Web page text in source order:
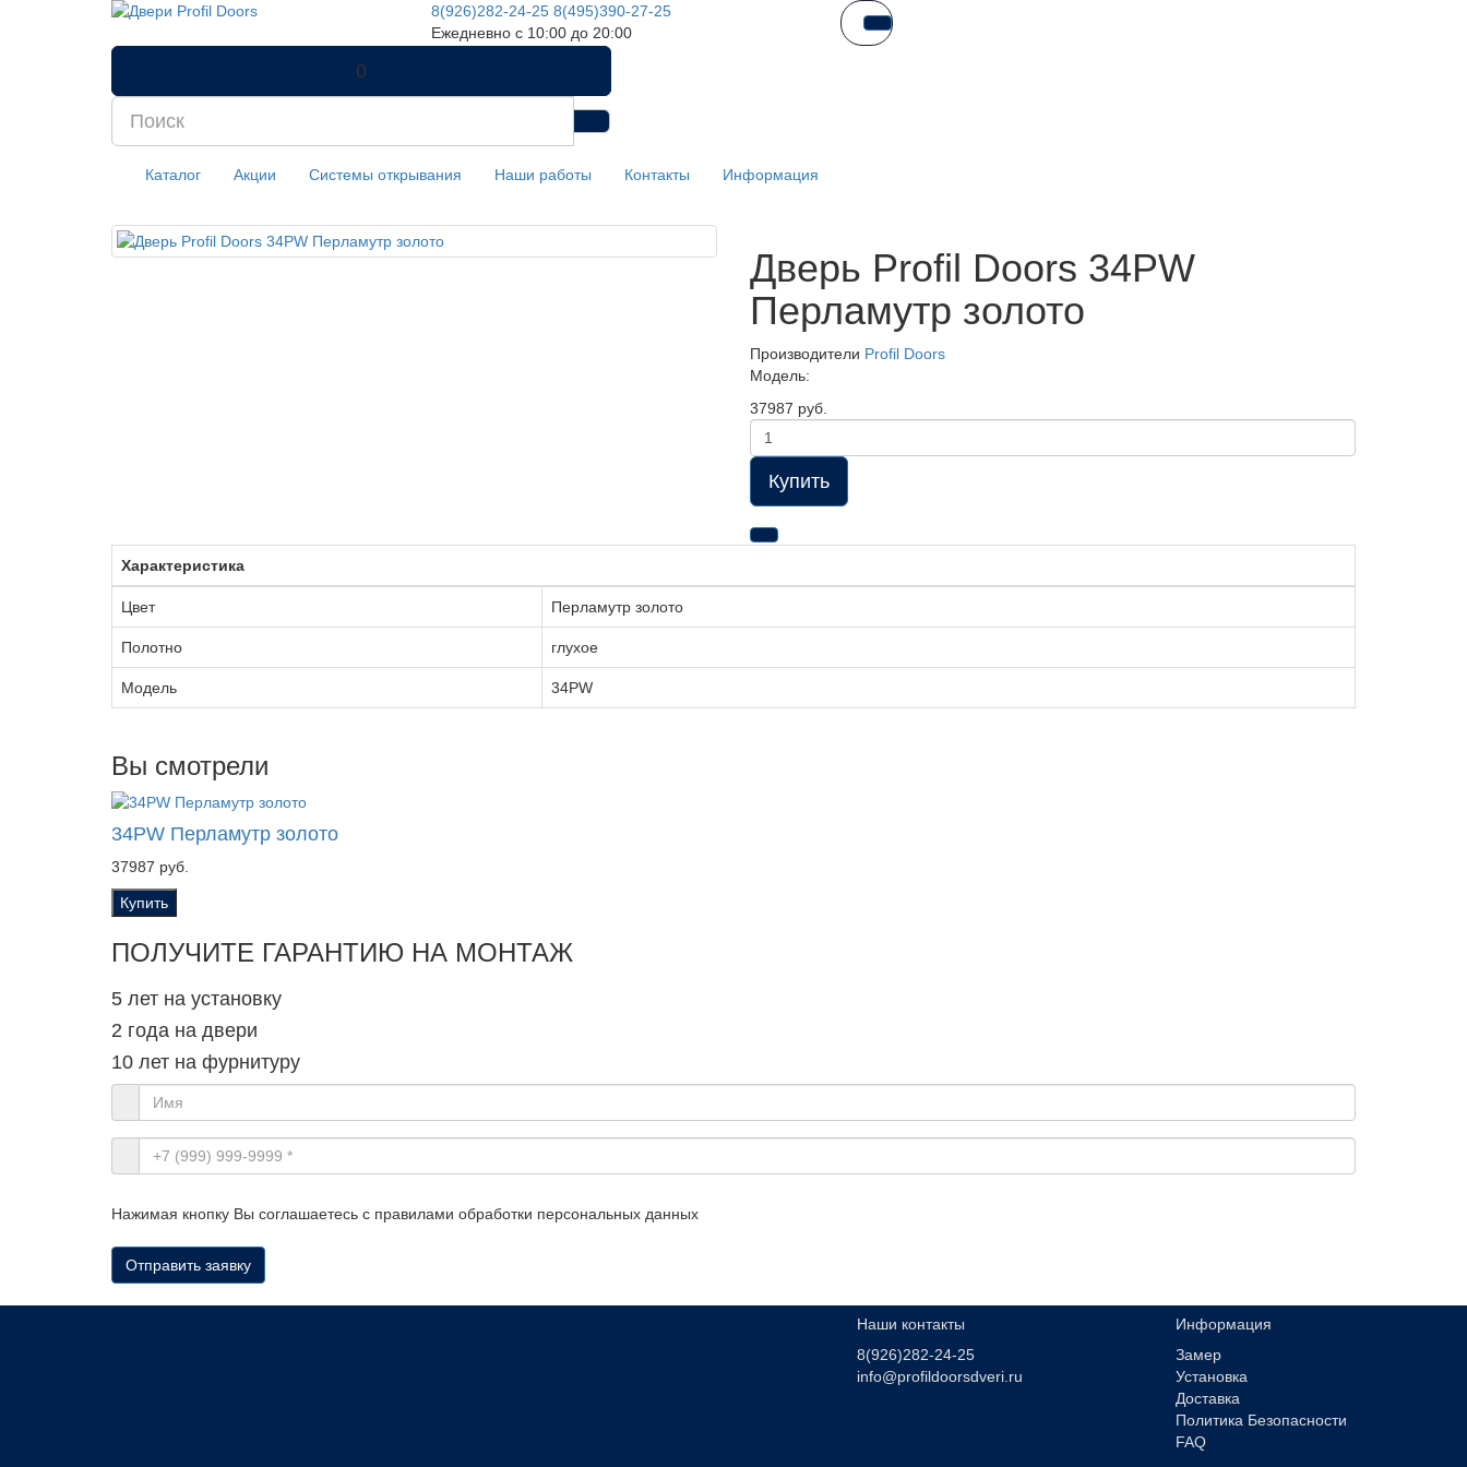
8(926)282-24-25 8(495)390-27-25
Ежедневно с 10:00 до 20:00
0
Каталог Акции Системы открывания Наши работы Контакты Информация
Дверь Profil Doors 34PW
Перламутр золото
Производители Profil Doors
Модель:
37987 руб.
Купить
Характеристика
Цвет Перламутр золото
Полотно глухое
Модель 34PW
Вы смотрели
34PW Перламутр золото
37987 руб.
Купить
ПОЛУЧИТЕ ГАРАНТИЮ НА МОНТАЖ
5 лет на установку
2 года на двери
10 лет на фурнитуру
Нажимая кнопку Вы соглашаетесь с правилами обработки персональных данных
Отправить заявку
Наши контакты
8(926)282-24-25
info@profildoorsdveri.ru
Информация
Замер
Установка
Доставка
Политика Безопасности
FAQ